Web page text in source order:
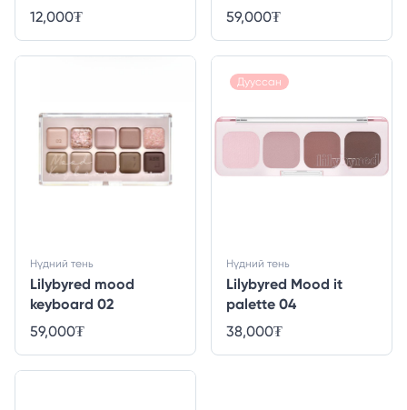
mascara
12,000₮ 59,000₮
Lilybyred mood
keyboard 02
Нүдний тень
59,000₮
Дууссан
Lilybyred Mood it
palette 04
Нүдний тень
38,000₮